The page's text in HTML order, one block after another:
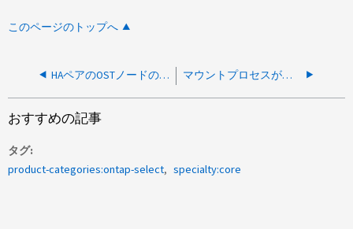
このページのトップへ
HAペアのOSTノードの1つをシャットダウンするとアグリゲートのサイズが小さくなる マウントプロセスが停止しているか、ボリュームへのアクセスが非常に遅い
おすすめの記事
タグ
product-categories:ontap-select
specialty:core